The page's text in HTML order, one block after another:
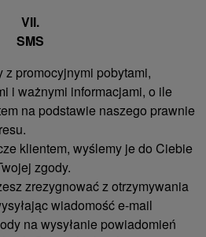
VII.
SMS
z promocyjnymi pobytami,
i ważnymi informacjami, o ile
na podstawie naszego prawnie
klientem, wyślemy je do Ciebie
zgody.
zrezygnować z otrzymywania
wiadomość e-mail
na wysyłanie powiadomień